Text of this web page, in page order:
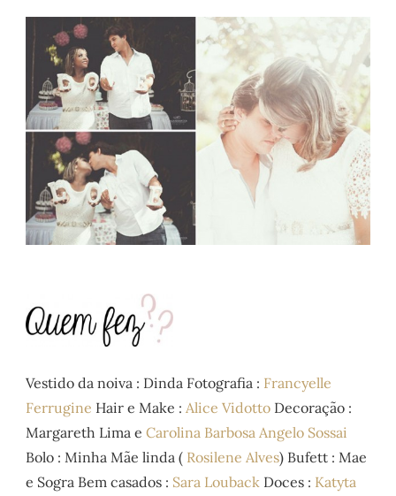
Vestido da noiva : Dinda Fotografia : Francyelle
Ferrugine Hair e Make :Alice Vidotto Decoração :
Margareth Lima eCarolina Barbosa Angelo Sossai
Bolo : Minha Mãe linda ( Rosilene Alves) Bufett : Mae
e Sogra Bem casados : Sara Louback Doces : Katyta